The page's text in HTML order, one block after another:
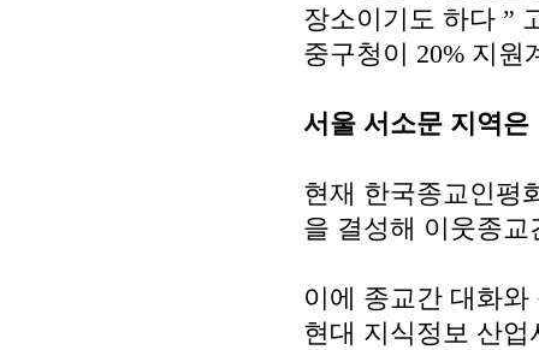
장소이기도 하다 ”
중구청이 20% 지원
서울 서소문 지역
현재 한국종교인평
을 결성해 이웃종
이에 종교간 대화
현대 지식정보 산